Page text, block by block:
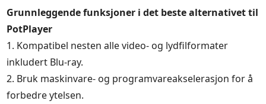
Grunnleggende funksjoner i det beste alternativet til
PotPlayer
1. Kompatibel nesten alle video- og lydfilformater
inkludert Blu-ray.
2. Bruk maskinvare- og programvareakselerasjon for å
forbedre ytelsen.